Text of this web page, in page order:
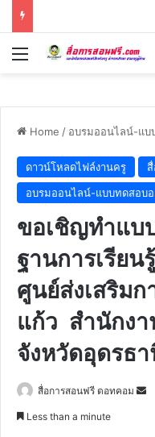
Menu
Home / อบรมออนไลน์-แ
ดาวน์โหลดไฟล์งานครู
อบรมออนไลน์-แบบทดสอบ
ขอเชิญทำแบ
ฐานการเรียน
ศูนย์ส่งเสริมก
แก้ว สำนักงา
จังหวัดอุดรธ
สื่อการสอนฟรี ดอทคอม
Less than a minute